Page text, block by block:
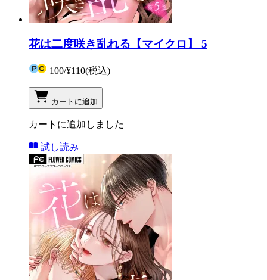
花は二度咲き乱れる【マイクロ】 5
100/¥110(税込)
カートに追加
カートに追加しました
試し読み